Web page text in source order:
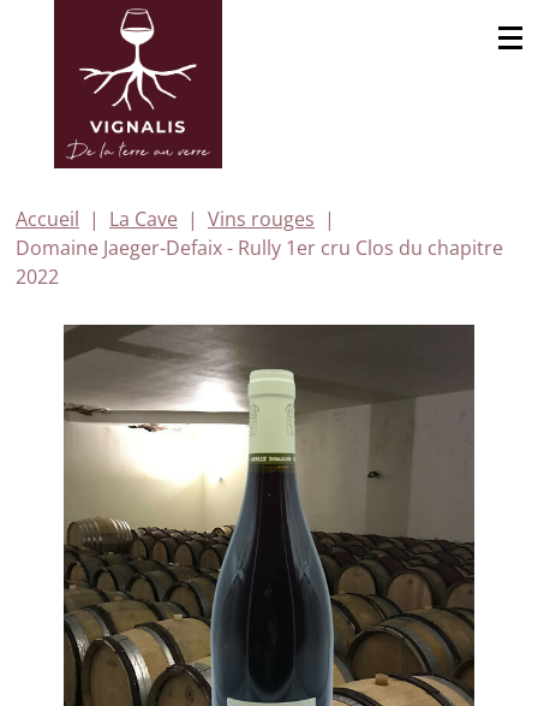
Accueil La Cave
Vins rouges
Domaine Jaeger-Defaix - Rully 1er cru Clos du chapitre
2022